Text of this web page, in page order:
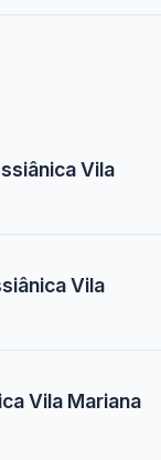
Vila
Vila
Vila Mariana